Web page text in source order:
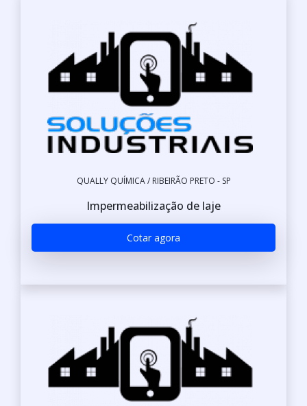
QUALLY QUÍMICA / RIBEIRÃO PRETO - SP
Impermeabilização de laje
Cotar agora